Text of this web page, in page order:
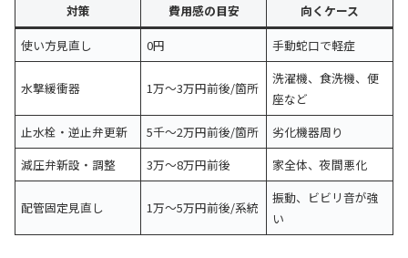
対策 費用感の目安
向くケース
使い方見直し
0円 手動蛇口で軽症
水撃緩衝器 1万〜3万円前後/箇所
洗濯機、食洗機、便
座など
止水栓・逆止弁更新
5千〜2万円前後/箇所
劣化機器周り
減圧弁新設・調整
3万〜8万円前後 家全体、夜間悪化
配管固定見直し 1万〜5万円前後/系統
振動、ビビリ音が強
い